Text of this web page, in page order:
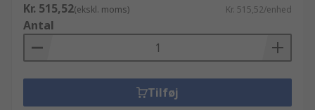
Kr. 515,52(ekskl. moms) Kr. 515,52/enhed
Antal
Tilføj